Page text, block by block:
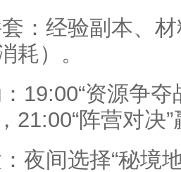
：经验副本、
耗）。
19:00“资源争
21:00“阵营对决
夜间选择“秘境